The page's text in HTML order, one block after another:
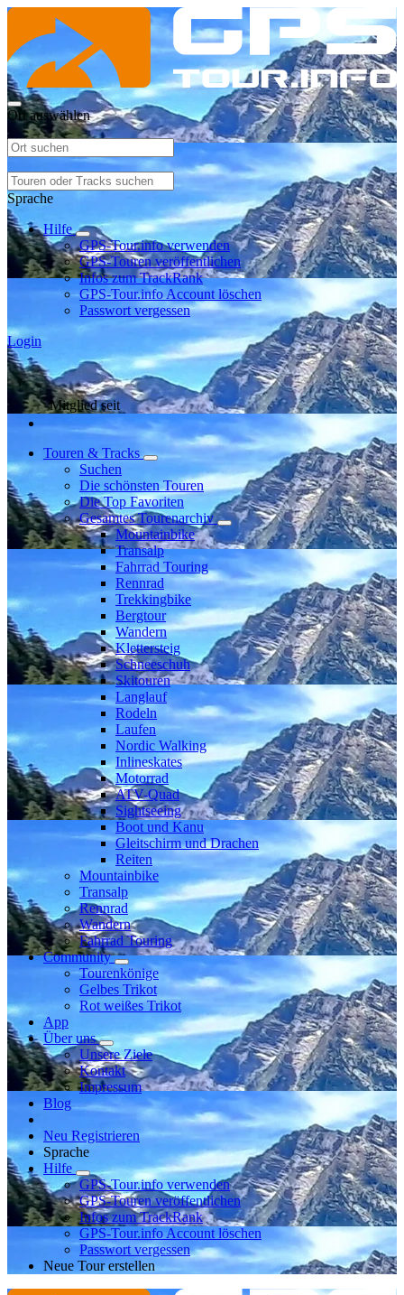
Ort auswählen
Sprache
Hilfe
GPS-Tour.info verwenden
GPS-Touren veröffentlichen
Infos zum TrackRank
GPS-Tour.info Account löschen
Passwort vergessen
Login
Mitglied seit
Touren & Tracks
Suchen
Die schönsten Touren
Die Top Favoriten
Gesamtes Tourenarchiv
Mountainbike
Transalp
Fahrrad Touring
Rennrad
Trekkingbike
Bergtour
Wandern
Klettersteig
Schneeschuh
Skitouren
Langlauf
Rodeln
Laufen
Nordic Walking
Inlineskates
Motorrad
ATV-Quad
Sightseeing
Boot und Kanu
Gleitschirm und Drachen
Reiten
Mountainbike
Transalp
Rennrad
Wandern
Fahrrad Touring
Community
Tourenkönige
Gelbes Trikot
Rot weißes Trikot
App
Über uns
Unsere Ziele
Kontakt
Impressum
Blog
Neu Registrieren
Sprache
Hilfe
GPS-Tour.info verwenden
GPS-Touren veröffentlichen
Infos zum TrackRank
GPS-Tour.info Account löschen
Passwort vergessen
Neue Tour erstellen